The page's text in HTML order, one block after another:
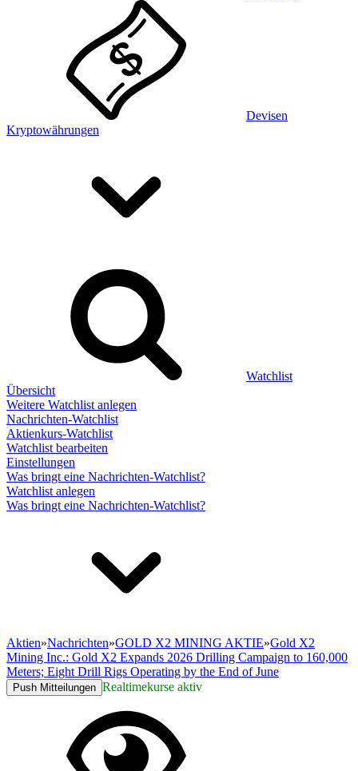
Devisen
Kryptowährungen
Watchlist
Übersicht
Weitere Watchlist anlegen
Nachrichten-Watchlist
Aktienkurs-Watchlist
Watchlist bearbeiten
Einstellungen
Was bringt eine Nachrichten-Watchlist?
Watchlist anlegen
Was bringt eine Nachrichten-Watchlist?
Aktien»Nachrichten»GOLD X2 MINING AKTIE»Gold X2
Mining Inc.: Gold X2 Expands 2026 Drilling Campaign to 160,000
Meters; Eight Drill Rigs Operating by the End of June
Push Mitteilungen Realtimekurse aktiv